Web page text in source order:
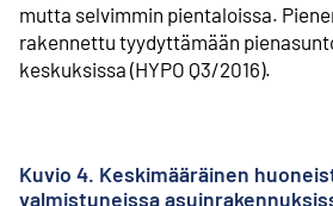
mutta selvimmin pientaloissa.
rakennettu tyydyttämään
keskuksissa (HYPO Q3/2016).
Kuvio 4. Keskimääräinen
valmistuneissa